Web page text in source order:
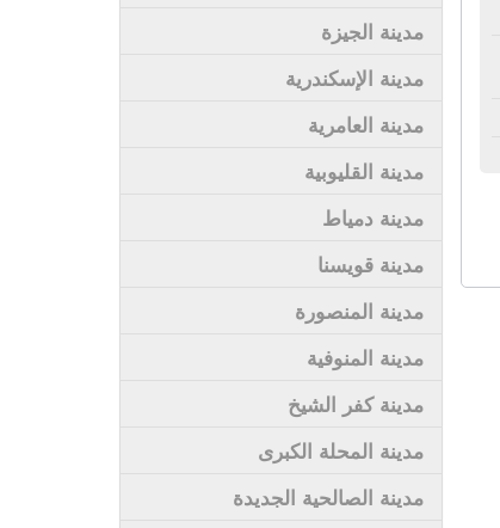
مدينة الجيزة
مدينة الإسكندرية
مدينة العامرية
مدينة القليوبية
مدينة دمياط
مدينة قويسنا
مدينة المنصورة
مدينة المنوفية
مدينة كفر الشيخ
مدينة المحلة الكبرى
مدينة الصالحية الجديدة